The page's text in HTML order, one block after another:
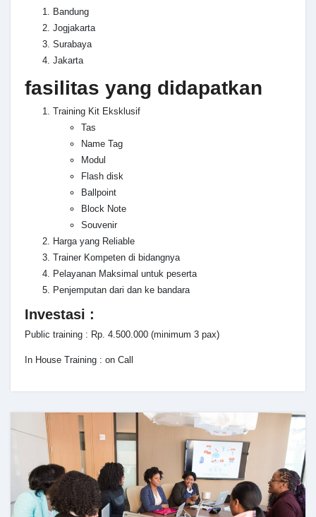
Bandung
Jogjakarta
Surabaya
Jakarta
fasilitas yang didapatkan
Training Kit Eksklusif
Tas
Name Tag
Modul
Flash disk
Ballpoint
Block Note
Souvenir
Harga yang Reliable
Trainer Kompeten di bidangnya
Pelayanan Maksimal untuk peserta
Penjemputan dari dan ke bandara
Investasi :
Public training : Rp. 4.500.000 (minimum 3 pax)
In House Training : on Call